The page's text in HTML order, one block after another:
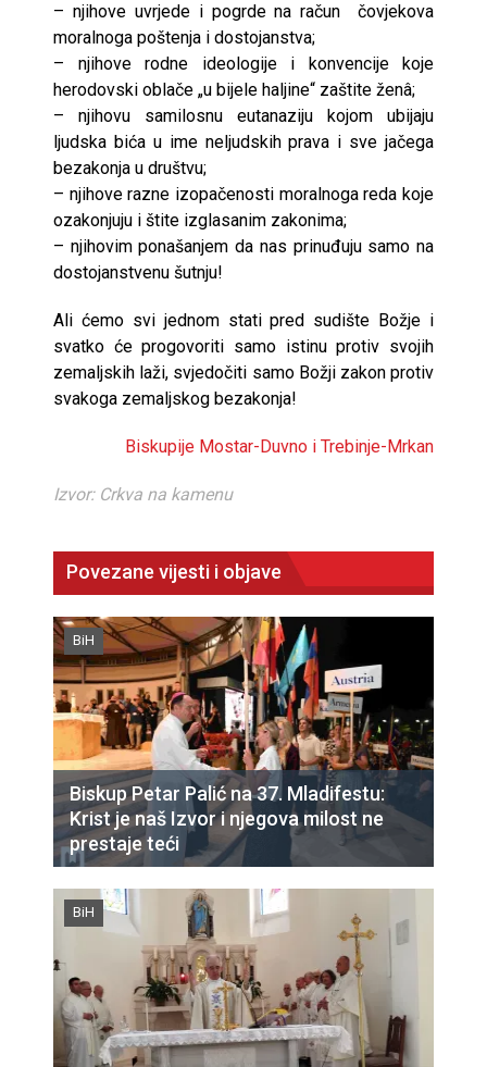
– njihove uvrjede i pogrde na račun čovjekova
moralnoga poštenja i dostojanstva;
– njihove rodne ideologije i konvencije koje
herodovski oblače „u bijele haljine“ zaštite ženâ;
– njihovu samilosnu eutanaziju kojom ubijaju
ljudska bića u ime neljudskih prava i sve jačega
bezakonja u društvu;
– njihove razne izopačenosti moralnoga reda koje
ozakonjuju i štite izglasanim zakonima;
– njihovim ponašanjem da nas prinuđuju samo na
dostojanstvenu šutnju!
Ali ćemo svi jednom stati pred sudište Božje i
svatko će progovoriti samo istinu protiv svojih
zemaljskih laži, svjedočiti samo Božji zakon protiv
svakoga zemaljskog bezakonja!
Biskupije Mostar-Duvno i Trebinje-Mrkan
Izvor: Crkva na kamenu
Povezane vijesti i objave
BiH
Biskup Petar Palić na 37. Mladifestu:
Krist je naš Izvor i njegova milost ne
prestaje teći
BiH